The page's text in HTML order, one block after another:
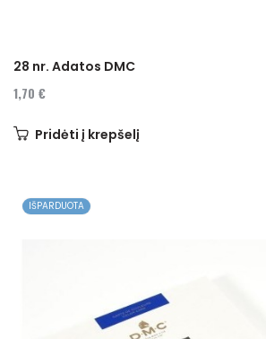
28 nr. Adatos DMC
1,70 €
Pridėti į krepšelį
IŠPARDUOTA